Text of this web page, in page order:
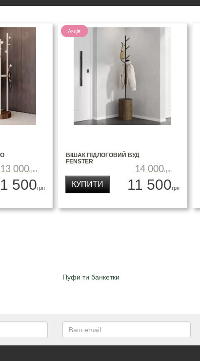
13 000грн
500грн
Акція
ВІШАК ПІДЛОГОВИЙ ВУД
FENSTER
14 000грн
11 500грн
КУПИТИ
Пуфи ти банкетки